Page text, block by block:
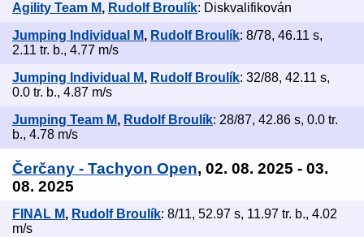
Agility Team M, Rudolf Broulík: Diskvalifikován
Jumping Individual M, Rudolf Broulík: 8/78, 46.11 s,
2.11 tr. b., 4.77 m/s
Jumping Individual M, Rudolf Broulík: 32/88, 42.11 s,
0.0 tr. b., 4.87 m/s
Jumping Team M, Rudolf Broulík: 28/87, 42.86 s, 0.0 tr.
b., 4.78 m/s
Čerčany - Tachyon Open, 02. 08. 2025 - 03.
08. 2025
FINAL M, Rudolf Broulík: 8/11, 52.97 s, 11.97 tr. b., 4.02
m/s